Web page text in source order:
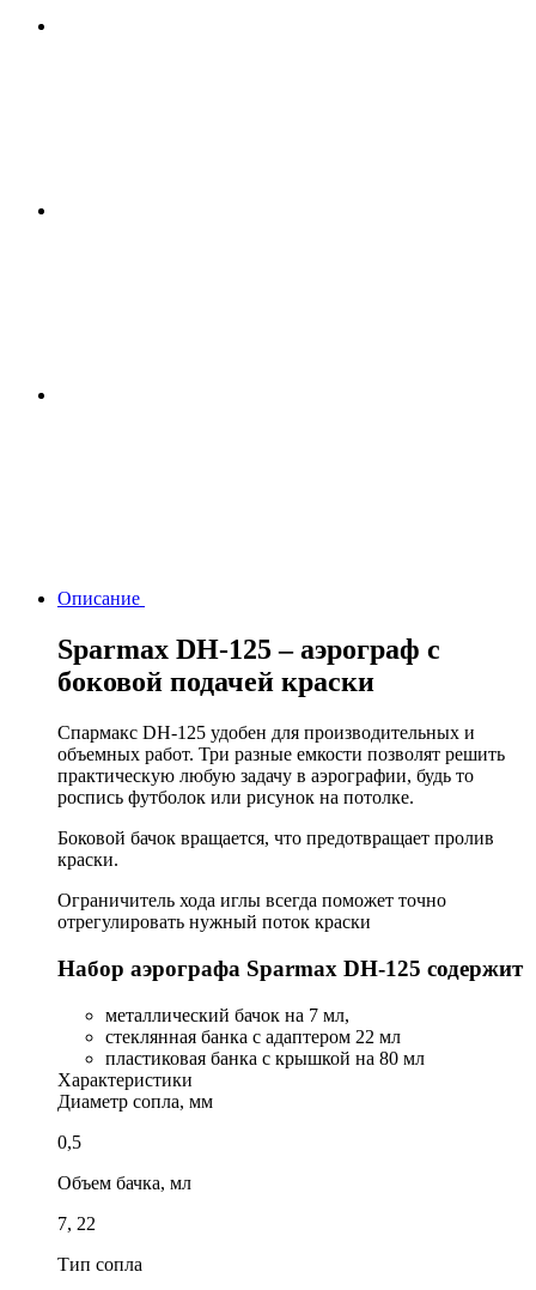
Описание
Sparmax DH-125 – аэрограф с
боковой подачей краски
Спармакс DH-125 удобен для производительных и
объемных работ. Три разные емкости позволят решить
практическую любую задачу в аэрографии, будь то
роспись футболок или рисунок на потолке.
Боковой бачок вращается, что предотвращает пролив
краски.
Ограничитель хода иглы всегда поможет точно
отрегулировать нужный поток краски
Набор аэрографа Sparmax DH-125 содержит
металлический бачок на 7 мл,
стеклянная банка с адаптером 22 мл
пластиковая банка с крышкой на 80 мл
Характеристики
Диаметр сопла, мм
0,5
Объем бачка, мл
7, 22
Тип сопла